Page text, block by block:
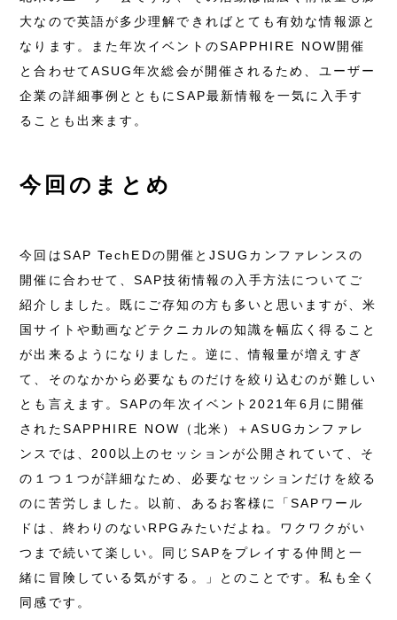
大なので英語が多少理解できればとても有効な情報源と
なります。また年次イベントのSAPPHIRE NOW開催
と合わせてASUG年次総会が開催されるため、ユーザー
企業の詳細事例とともにSAP最新情報を一気に入手す
ることも出来ます。
今回のまとめ
今回はSAP TechEDの開催とJSUGカンファレンスの
開催に合わせて、SAP技術情報の入手方法についてご
紹介しました。既にご存知の方も多いと思いますが、米
国サイトや動画などテクニカルの知識を幅広く得ること
が出来るようになりました。逆に、情報量が増えすぎ
て、そのなかから必要なものだけを絞り込むのが難しい
とも言えます。SAPの年次イベント2021年6月に開催
されたSAPPHIRE NOW（北米）＋ASUGカンファレ
ンスでは、200以上のセッションが公開されていて、そ
の１つ１つが詳細なため、必要なセッションだけを絞る
のに苦労しました。以前、あるお客様に「SAPワール
ドは、終わりのないRPGみたいだよね。ワクワクがい
つまで続いて楽しい。同じSAPをプレイする仲間と一
緒に冒険している気がする。」とのことです。私も全く
同感です。